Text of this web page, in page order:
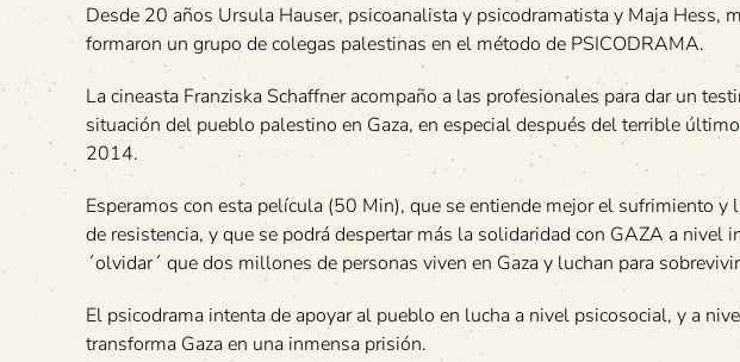
Desde 20 años Ursula Hauser, psicoanalista y psicodramatista y Maja Hess,
formaron un grupo de colegas palestinas en el método de PSICODRAMA.
La cineasta Franziska Schaffner acompaño a las profesionales para dar un
situación del pueblo palestino en Gaza, en especial después del terrible
2014.
Esperamos con esta película (50 Min), que se entiende mejor el sufrimiento y
de resistencia, y que se podrá despertar más la solidaridad con GAZA a nivel
´olvidar´ que dos millones de personas viven en Gaza y luchan para
El psicodrama intenta de apoyar al pueblo en lucha a nivel psicosocial, y a
transforma Gaza en una inmensa prisión.